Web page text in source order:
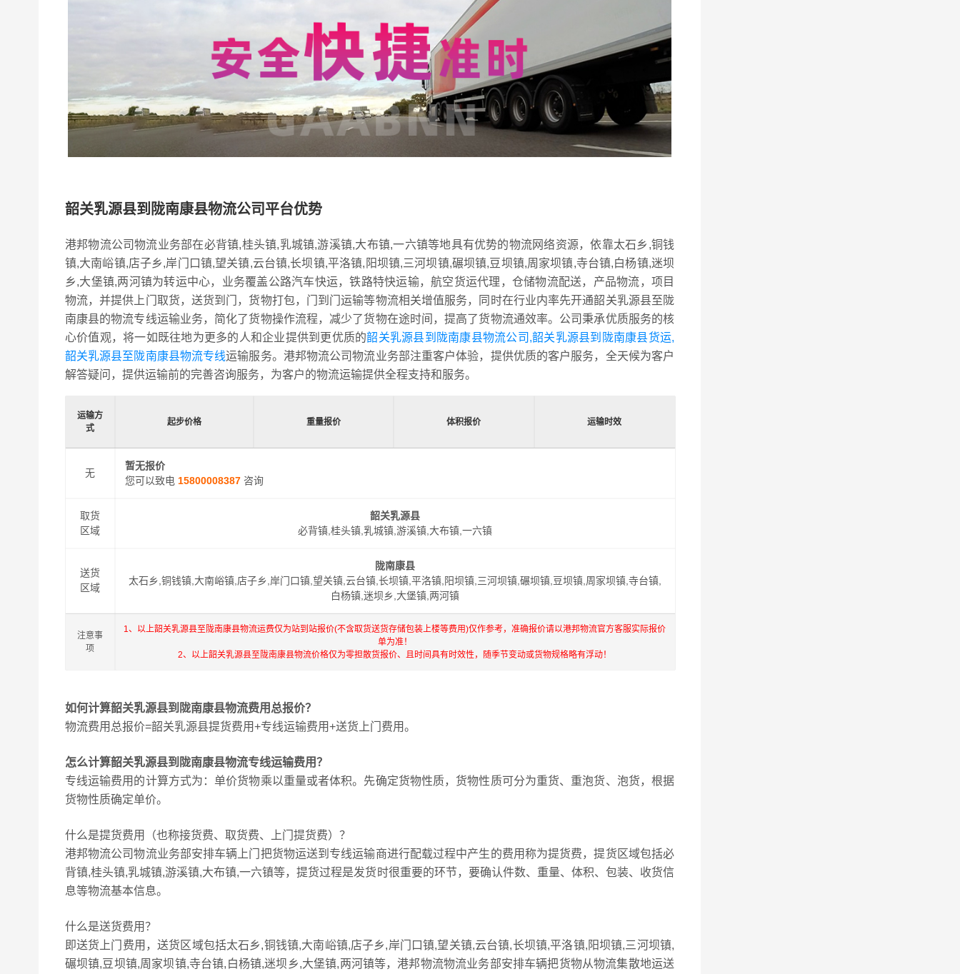
韶关乳源县到陇南康县物流公司平台优势
港邦物流公司物流业务部在必背镇,桂头镇,乳城镇,游溪镇,大布镇,一六镇等地具有优势的物流网络资源，依靠太石乡,铜钱
镇,大南峪镇,店子乡,岸门口镇,望关镇,云台镇,长坝镇,平洛镇,阳坝镇,三河坝镇,碾坝镇,豆坝镇,周家坝镇,寺台镇,白杨镇,迷坝
乡,大堡镇,两河镇为转运中心，业务覆盖公路汽车快运，铁路特快运输，航空货运代理，仓储物流配送，产品物流，项目
物流，并提供上门取货，送货到门，货物打包，门到门运输等物流相关增值服务，同时在行业内率先开通韶关乳源县至陇
南康县的物流专线运输业务，简化了货物操作流程，减少了货物在途时间，提高了货物流通效率。公司秉承优质服务的核
心价值观，将一如既往地为更多的人和企业提供到更优质的韶关乳源县到陇南康县物流公司,韶关乳源县到陇南康县货运,
韶关乳源县至陇南康县物流专线运输服务。港邦物流公司物流业务部注重客户体验，提供优质的客户服务，全天候为客户
解答疑问，提供运输前的完善咨询服务，为客户的物流运输提供全程支持和服务。
运输方
式
起步价格 重量报价 体积报价 运输时效
无
暂无报价
您可以致电 15800008387咨询
取货
区域
韶关乳源县
必背镇,桂头镇,乳城镇,游溪镇,大布镇,一六镇
送货
区域
陇南康县
太石乡,铜钱镇,大南峪镇,店子乡,岸门口镇,望关镇,云台镇,长坝镇,平洛镇,阳坝镇,三河坝镇,碾坝镇,豆坝镇,周家坝镇,寺台镇,
白杨镇,迷坝乡,大堡镇,两河镇
注意事
项
1、以上韶关乳源县至陇南康县物流运费仅为站到站报价(不含取货送货存储包装上楼等费用)仅作参考，准确报价请以港邦物流官方客服实际报价
单为准！
2、以上韶关乳源县至陇南康县物流价格仅为零担散货报价、且时间具有时效性，随季节变动或货物规格略有浮动！
如何计算韶关乳源县到陇南康县物流费用总报价？
物流费用总报价=韶关乳源县提货费用+专线运输费用+送货上门费用。
怎么计算韶关乳源县到陇南康县物流专线运输费用？
专线运输费用的计算方式为：单价货物乘以重量或者体积。先确定货物性质，货物性质可分为重货、重泡货、泡货，根据
货物性质确定单价。
什么是提货费用（也称接货费、取货费、上门提货费）？
港邦物流公司物流业务部安排车辆上门把货物运送到专线运输商进行配载过程中产生的费用称为提货费，提货区域包括必
背镇,桂头镇,乳城镇,游溪镇,大布镇,一六镇等，提货过程是发货时很重要的环节，要确认件数、重量、体积、包装、收货信
息等物流基本信息。
什么是送货费用？
即送货上门费用，送货区域包括太石乡,铜钱镇,大南峪镇,店子乡,岸门口镇,望关镇,云台镇,长坝镇,平洛镇,阳坝镇,三河坝镇,
碾坝镇,豆坝镇,周家坝镇,寺台镇,白杨镇,迷坝乡,大堡镇,两河镇等，港邦物流物流业务部安排车辆把货物从物流集散地运送